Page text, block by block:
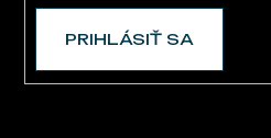
PRIHLÁSIŤ SA